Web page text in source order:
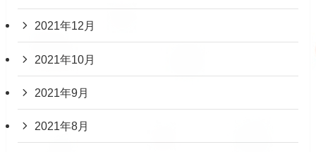
2021年12月
2021年10月
2021年9月
2021年8月